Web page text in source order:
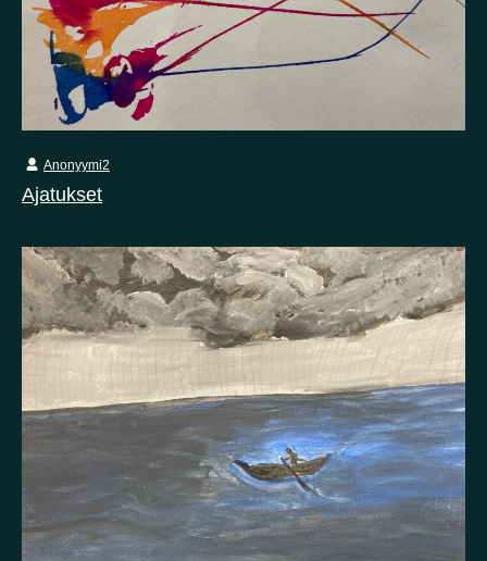
Ajatukset
Anonyymi2